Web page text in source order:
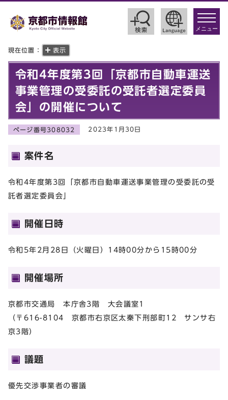
toggle
メニュー
現在位置： 表示
令和4年度第3回「京都市自動車運送
事業管理の受委託の受託者選定委員
会」の開催について
ページ番号308032 2023年1月30日
案件名
令和4年度第3回「京都市自動車運送事業管理の受委託の受
託者選定委員会」
開催日時
令和5年2月28日（火曜日）14時00分から15時00分
開催場所
京都市交通局 本庁舎3階 大会議室1
（〒616-8104 京都市右京区太秦下刑部町12 サンサ右
京3階）
議題
優先交渉事業者の審議